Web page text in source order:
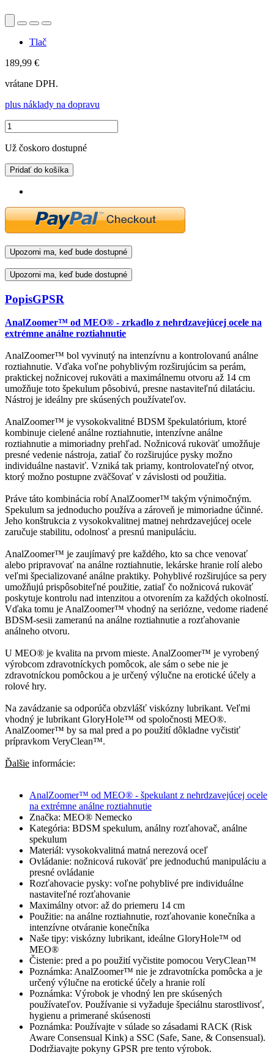
Tlač
189,99 €
vrátane DPH.
plus náklady na dopravu
Už čoskoro dostupné
Pridať do košíka
Upozorni ma, keď bude dostupné
Upozorni ma, keď bude dostupné
PopisGPSR
AnalZoomer™ od MEO® - zrkadlo z nehrdzavejúcej ocele na
extrémne análne roztiahnutie
AnalZoomer™ bol vyvinutý na intenzívnu a kontrolovanú análne
roztiahnutie. Vďaka voľne pohyblivým rozširujúcim sa perám,
praktickej nožnicovej rukoväti a maximálnemu otvoru až 14 cm
umožňuje toto špekulum pôsobivú, presne nastaviteľnú dilatáciu.
Nástroj je ideálny pre skúsených používateľov.
AnalZoomer™ je vysokokvalitné BDSM špekulatórium, ktoré
kombinuje cielené análne roztiahnutie, intenzívne análne
roztiahnutie a mimoriadny prehľad. Nožnicová rukoväť umožňuje
presné vedenie nástroja, zatiaľ čo rozširujúce pysky možno
individuálne nastaviť. Vzniká tak priamy, kontrolovateľný otvor,
ktorý možno postupne zväčšovať v závislosti od použitia.
Práve táto kombinácia robí AnalZoomer™ takým výnimočným.
Spekulum sa jednoducho používa a zároveň je mimoriadne účinné.
Jeho konštrukcia z vysokokvalitnej matnej nehrdzavejúcej ocele
zaručuje stabilitu, odolnosť a presnú manipuláciu.
AnalZoomer™ je zaujímavý pre každého, kto sa chce venovať
alebo pripravovať na análne roztiahnutie, lekárske hranie rolí alebo
veľmi špecializované análne praktiky. Pohyblivé rozširujúce sa pery
umožňujú prispôsobiteľné použitie, zatiaľ čo nožnicová rukoväť
poskytuje kontrolu nad intenzitou a otvorením za každých okolností.
Vďaka tomu je AnalZoomer™ vhodný na seriózne, vedome riadené
BDSM-sesii zameranú na análne roztiahnutie a rozťahovanie
análneho otvoru.
U MEO® je kvalita na prvom mieste. AnalZoomer™ je vyrobený
výrobcom zdravotníckych pomôcok, ale sám o sebe nie je
zdravotníckou pomôckou a je určený výlučne na erotické účely a
rolové hry.
Na zavádzanie sa odporúča obzvlášť viskózny lubrikant. Veľmi
vhodný je lubrikant GloryHole™ od spoločnosti MEO®.
AnalZoomer™ by sa mal pred a po použití dôkladne vyčistiť
prípravkom VeryClean™.
Ďalšie informácie:
AnalZoomer™ od MEO® - špekulant z nehrdzavejúcej ocele
na extrémne análne roztiahnutie
Značka: MEO® Nemecko
Kategória: BDSM spekulum, análny rozťahovač, análne
spekulum
Materiál: vysokokvalitná matná nerezová oceľ
Ovládanie: nožnicová rukoväť pre jednoduchú manipuláciu a
presné ovládanie
Rozťahovacie pysky: voľne pohyblivé pre individuálne
nastaviteľné rozťahovanie
Maximálny otvor: až do priemeru 14 cm
Použitie: na análne roztiahnutie, rozťahovanie konečníka a
intenzívne otváranie konečníka
Naše tipy: viskózny lubrikant, ideálne GloryHole™ od
MEO®
Čistenie: pred a po použití vyčistite pomocou VeryClean™
Poznámka: AnalZoomer™ nie je zdravotnícka pomôcka a je
určený výlučne na erotické účely a hranie rolí
Poznámka: Výrobok je vhodný len pre skúsených
používateľov. Používanie si vyžaduje špeciálnu starostlivosť,
hygienu a primerané skúsenosti
Poznámka: Používajte v súlade so zásadami RACK (Risk
Aware Consensual Kink) a SSC (Safe, Sane, & Consensual).
Dodržiavajte pokyny GPSR pre tento výrobok.